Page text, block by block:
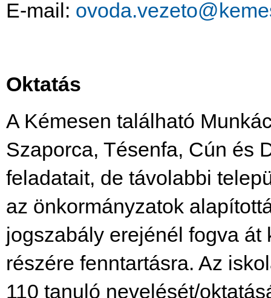
E-mail:
Oktatás
A Kémesen található
Szaporca, Tésenfa, Cún és
feladatait, de távolabbi
az önkormányzatok
jogszabály erejénél fogva
részére fenntartásra. Az
110 tanuló nevelését/